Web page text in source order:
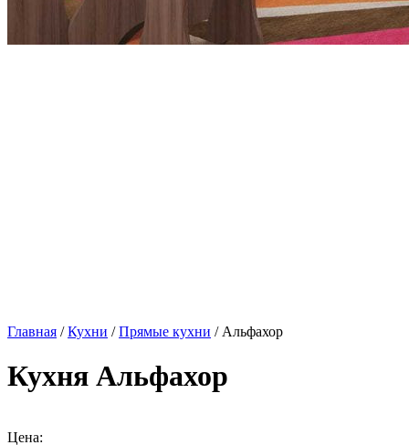
Главная /Кухни /Прямые кухни / Альфахор
Кухня Альфахор
Цена: